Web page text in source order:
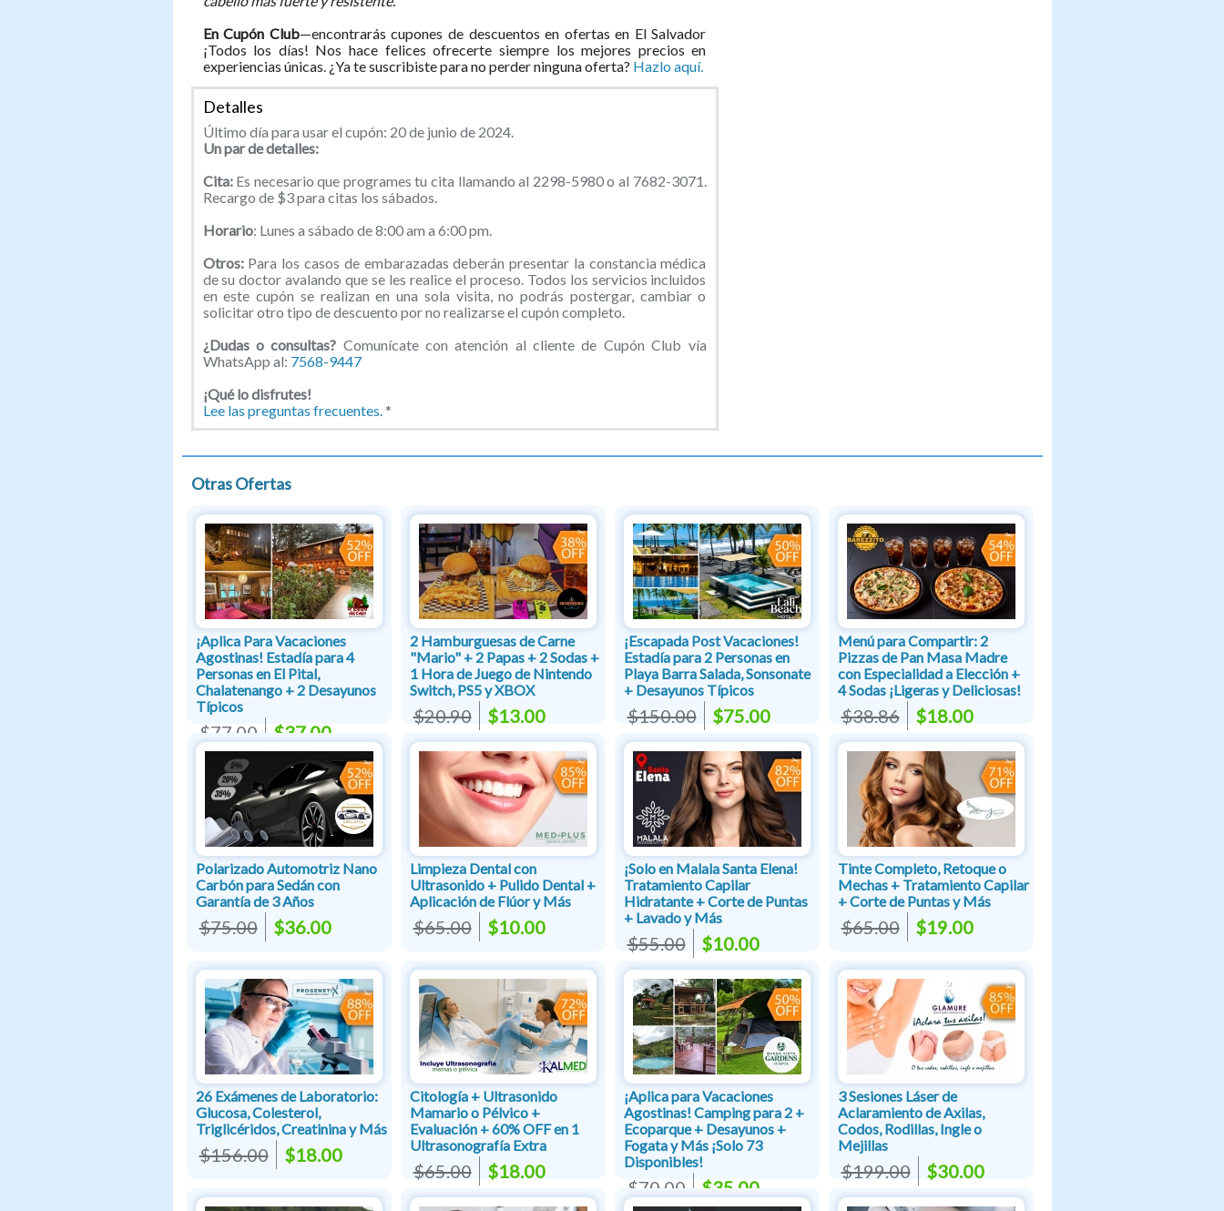
En Cupón Club—encontrarás cupones de descuentos en ofertas en El Salvador
¡Todos los días! Nos hace felices ofrecerte siempre los mejores precios en
experiencias únicas. ¿Ya te suscribiste para no perder ninguna oferta? Hazlo aquí.
Detalles
Último día para usar el cupón: 20 de junio de 2024.
Un par de detalles:
Cita:Es necesario que programes tu cita llamando al 2298-5980 o al 7682-3071.
Recargo de $3 para citas los sábados.
Horario: Lunes a sábado de 8:00 am a 6:00 pm.
Otros:Para los casos de embarazadas deberán presentar la constancia médica
de su doctor avalando que se les realice el proceso. Todos los servicios incluidos
en este cupón se realizan en una sola visita, no podrás postergar, cambiar o
solicitar otro tipo de descuento por no realizarse el cupón completo.
¿Dudas o consultas? Comunícate con atención al cliente de Cupón Club vía
WhatsApp al: 7568-9447
¡Qué lo disfrutes!
Lee las preguntas frecuentes.*
Otras Ofertas
¡Aplica Para Vacaciones
Agostinas! Estadía para 4
Personas en El Pital,
Chalatenango + 2 Desayunos
Típicos
$77.00 $37.00
2 Hamburguesas de Carne
"Mario" + 2 Papas + 2 Sodas +
1 Hora de Juego de Nintendo
Switch, PS5 y XBOX
$20.90 $13.00
¡Escapada Post Vacaciones!
Estadía para 2 Personas en
Playa Barra Salada, Sonsonate
+ Desayunos Típicos
$150.00 $75.00
Menú para Compartir: 2
Pizzas de Pan Masa Madre
con Especialidad a Elección +
4 Sodas ¡Ligeras y Deliciosas!
$38.86 $18.00
Polarizado Automotriz Nano
Carbón para Sedán con
Garantía de 3 Años
$75.00 $36.00
Limpieza Dental con
Ultrasonido + Pulido Dental +
Aplicación de Flúor y Más
$65.00 $10.00
¡Solo en Malala Santa Elena!
Tratamiento Capilar
Hidratante + Corte de Puntas
+ Lavado y Más
$55.00 $10.00
Tinte Completo, Retoque o
Mechas + Tratamiento Capilar
+ Corte de Puntas y Más
$65.00 $19.00
26 Exámenes de Laboratorio:
Glucosa, Colesterol,
Triglicéridos, Creatinina y Más
$156.00 $18.00
Citología + Ultrasonido
Mamario o Pélvico +
Evaluación + 60% OFF en 1
Ultrasonografía Extra
$65.00 $18.00
¡Aplica para Vacaciones
Agostinas! Camping para 2 +
Ecoparque + Desayunos +
Fogata y Más ¡Solo 73
Disponibles!
$70.00 $35.00
3 Sesiones Láser de
Aclaramiento de Axilas,
Codos, Rodillas, Ingle o
Mejillas
$199.00 $30.00